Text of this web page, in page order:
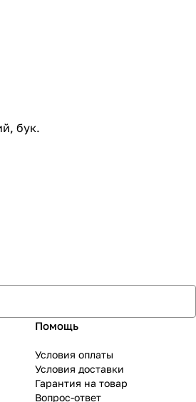
бук.
Помощь
Условия оплаты
Условия доставки
Гарантия на товар
Вопрос-ответ